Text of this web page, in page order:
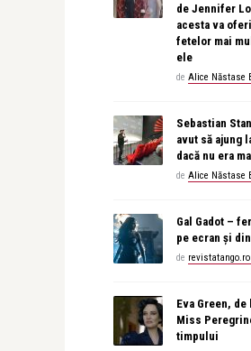
de Jennifer
acesta va
fetelor mai
ele
de Alice Năstase
Sebastian
avut să ajung
dacă nu era
de Alice Năstase
Gal Gadot –
pe ecran și
de
Eva Green, de
Miss
timpului